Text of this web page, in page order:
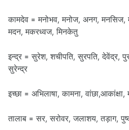
कामदेव = मनोभव, मनोज, अनग, मनसिज,
मदन, मकरध्वज, मिनकेतु
इन्द्र = सुरेश, शचीपति, सुरपति, देवेंद्र,
सुरेन्द्र
इच्छा = अभिलाषा, कामना, वांछा,आकांक्षा,
तालाब = सर, सरोवर, जलाशय, तड़ाग,